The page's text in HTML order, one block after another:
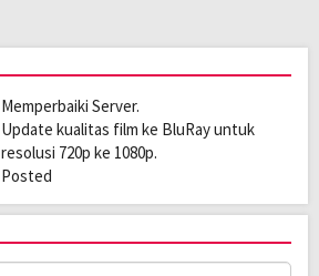
Memperbaiki Server.
Update kualitas film ke BluRay untuk
resolusi 720p ke 1080p.
Posted